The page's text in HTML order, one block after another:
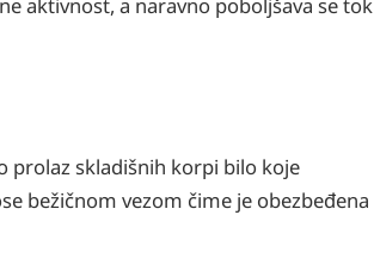
prolaz skladišnih korpi bilo koje
bežičnom vezom čime je obezbeđena